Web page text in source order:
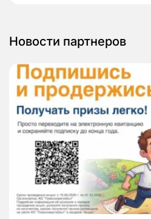
Новости партнеров